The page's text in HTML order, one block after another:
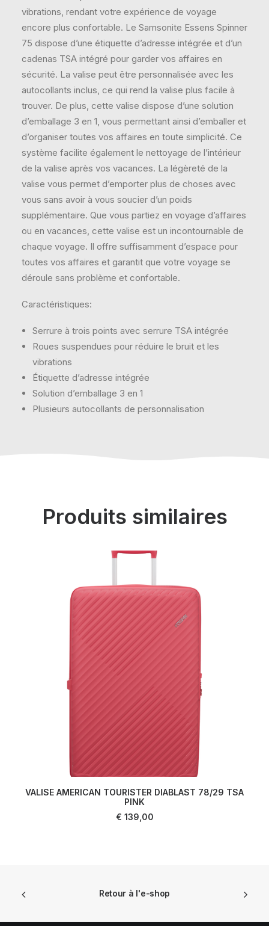
vibrations, rendant votre expérience de voyage
encore plus confortable. Le Samsonite Essens Spinner
75 dispose d’une étiquette d’adresse intégrée et d’un
cadenas TSA intégré pour garder vos affaires en
sécurité. La valise peut être personnalisée avec les
autocollants inclus, ce qui rend la valise plus facile à
trouver. De plus, cette valise dispose d’une solution
d’emballage 3 en 1, vous permettant ainsi d’emballer et
d’organiser toutes vos affaires en toute simplicité. Ce
système facilite également le nettoyage de l’intérieur
de la valise après vos vacances. La légèreté de la
valise vous permet d’emporter plus de choses avec
vous sans avoir à vous soucier d’un poids
supplémentaire. Que vous partiez en voyage d’affaires
ou en vacances, cette valise est un incontournable de
chaque voyage. Il offre suffisamment d’espace pour
toutes vos affaires et garantit que votre voyage se
déroule sans problème et confortable.
Caractéristiques:
Serrure à trois points avec serrure TSA intégrée
Roues suspendues pour réduire le bruit et les
vibrations
Étiquette d’adresse intégrée
Solution d’emballage 3 en 1
Plusieurs autocollants de personnalisation
Produits similaires
AJOUTER AU PANIER
VALISE AMERICAN TOURISTER DIABLAST 78/29 TSA
PINK
€ 139,00
Retour à l'e-shop